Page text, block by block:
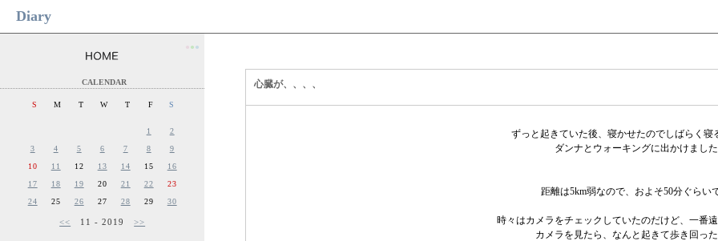
Diary
心臓が、、、、
ずっと起きていた後、寝かせたのでしばらく寝
ダンナとウォーキングに出かけまし
距離は5km弱なので、およそ50分ぐらい
時々はカメラをチェックしていたのだけど、一番
カメラを見たら、なんと起きて歩き回っ
●●
CALENDAR
S M T W T F S
1
2
3
4 5 6 7 8
9
10
11 12 13 14 15
16
17
18 19 20 21 22
23
24
25 26 27 28 29 30
<< 11 - 2019>>